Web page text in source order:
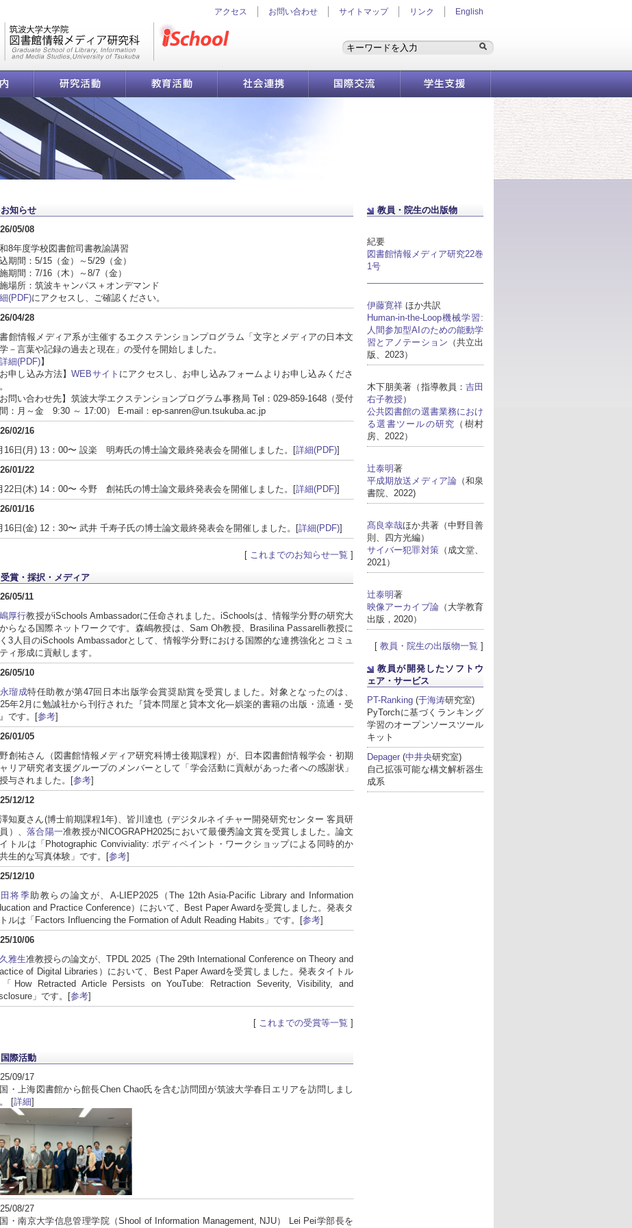
アクセス お問い合わせ サイトマップ リンク English
研究活動
お知らせ
05/08
8年度学校図書館司書教諭講習
期間：5/15（金）～5/29（金）
期間：7/16（木）～8/7（金）
場所：筑波キャンパス＋オンデマンド
(PDF)にアクセスし、ご確認ください。
04/28
館情報メディア系が主催するエクステンションプログラム「文字とメディアの日本文
－言葉や記録の過去と現在」の受付を開始しました。
詳細(PDF)】
お申し込み方法】WEBサイト にアクセスし、お申し込みフォームよりお申し込みくださ
お問い合わせ先】筑波大学エクステンションプログラム事務局 Tel：029-859-1648（受付
：月～金 9:30 ～ 17:00） E-mail：ep-sanren@un.tsukuba.ac.jp
02/16
16日(月) 13：00〜 設楽 明寿氏の博士論文最終発表会を開催しました。[詳細(PDF)]
01/22
22日(木) 14：00〜 今野 創祐氏の博士論文最終発表会を開催しました。[詳細(PDF)]
01/16
16日(金) 12：30〜 武井 千寿子氏の博士論文最終発表会を開催しました。[詳細(PDF)]
[ これまでのお知らせ一覧 ]
受賞・採択・メディア
05/11
厚行教授がiSchools Ambassadorに任命されました。iSchoolsは、情報学分野の研究大
らなる国際ネットワークです。森嶋教授は、Sam Oh教授、Brasilina Passarelli教授に
3人目のiSchools Ambassadorとして、情報学分野における国際的な連携強化とコミュ
ィ形成に貢献します。
05/10
瑠成特任助教が第47回日本出版学会賞奨励賞を受賞しました。対象となったのは、
年2月に勉誠社から刊行された『貸本問屋と貸本文化―娯楽的書籍の出版・流通・受
です。[参考]
01/05
創祐さん（図書館情報メディア研究科博士後期課程）が、日本図書館情報学会・初期
リア研究者支援グループのメンバーとして「学会活動に貢献があった者への感謝状」
与されました。[参考]
12/12
知夏さん(博士前期課程1年)、皆川達也（デジタルネイチャー開発研究センター 客員研
）、 落合陽一准教授がNICOGRAPH2025において最優秀論文賞を受賞しました。論文
トルは「Photographic Conviviality: ボディペイント・ワークショップによる同時的か
生的な写真体験」です。[参考]
12/10
将季助教らの論文が、A-LIEP2025（The 12th Asia-Pacific Library and Information
and Practice Conference）において、Best Paper Awardを受賞しました。発表タ
ルは「Factors Influencing the Formation of Adult Reading Habits」です。[参考]
10/06
雅生准教授らの論文が、TPDL 2025（The 29th International Conference on Theory and
of Digital Libraries）において、Best Paper Awardを受賞しました。発表タイトル
How Retracted Article Persists on YouTube: Retraction Severity, Visibility, and
」です。[参考]
[ これまでの受賞等一覧 ]
国際活動
09/17
・上海図書館から館長Chen Chao氏を含む訪問団が筑波大学春日エリアを訪問しまし
[詳細]
08/27
・南京大学信息管理学院（Shool of Information Management, NJU） Lei Pei学部長を
教員・院生の出版物
紀要
図書館情報メディア研究22巻
1号
伊藤寛祥 ほか共訳
Human-in-the-Loop機械学習:
人間参加型AIのための能動学
習とアノテーション （共立出
版、2023）
木下朋美著（指導教員： 吉田
右子教授）
公共図書館の選書業務におけ
る選書ツールの研究 （樹村
房、2022）
辻泰明著
平成期放送メディア論（和泉
書院、2022)
髙良幸哉ほか共著（中野目善
則、四方光編）
サイバー犯罪対策（成文堂、
2021）
辻泰明著
映像アーカイブ論（大学教育
出版，2020）
[ 教員・院生の出版物一覧 ]
教員が開発したソフトウ
ェア・サービス
PT-Ranking (于海涛研究室)
PyTorchに基づくランキング
学習のオープンソースツール
キット
Depager (中井央研究室)
自己拡張可能な構文解析器生
成系